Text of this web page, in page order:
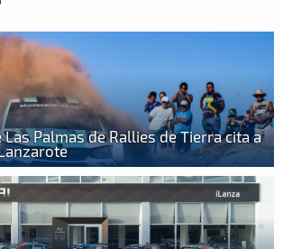
Palmas de Rallies de Tierra cita a